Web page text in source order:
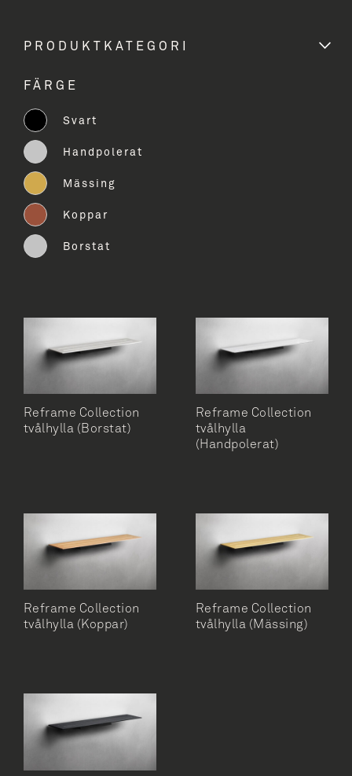
PRODUKTKATEGORI
Duschskrapa
Handdukskrok
Handduksstång
Hörn hylla
Pedalhink
Reservtoalettrullehållare
Toalettborste golv
Toalettrullehållare reserv
Tvålhylla
Tvålpump vägghängd
FÄRGE
Svart
Handpolerat
Mässing
Koppar
Borstat
Reframe Collection
tvålhylla (Borstat)
Reframe Collection
tvålhylla
(Handpolerat)
Reframe Collection
tvålhylla (Koppar)
Reframe Collection
tvålhylla (Mässing)